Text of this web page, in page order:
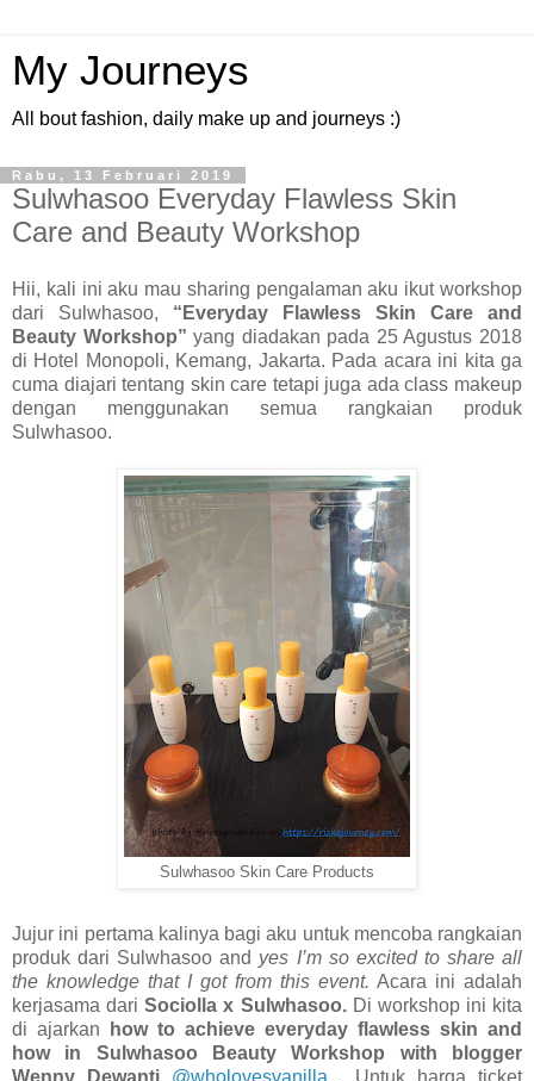
My Journeys
All bout fashion, daily make up and journeys :)
Rabu, 13 Februari 2019
Sulwhasoo Everyday Flawless Skin
Care and Beauty Workshop
Hii, kali ini aku mau sharing pengalaman aku ikut workshop
dari Sulwhasoo, “Everyday Flawless Skin Care and
Beauty Workshop” yang diadakan pada 25 Agustus 2018
di Hotel Monopoli, Kemang, Jakarta. Pada acara ini kita ga
cuma diajari tentang skin care tetapi juga ada class makeup
dengan menggunakan semua rangkaian produk
Sulwhasoo.
Sulwhasoo Skin Care Products
Jujur ini pertama kalinya bagi aku untuk mencoba rangkaian
produk dari Sulwhasoo and yes I’m so excited to share all
the knowledge that I got from this event. Acara ini adalah
kerjasama dariSociolla x Sulwhasoo.Di workshop ini kita
di ajarkan
how to achieve everyday flawless skin and
how in Sulwhasoo Beauty Workshop with blogger
Wenny Dewanti
@wholovesvanilla . Untuk harga ticket